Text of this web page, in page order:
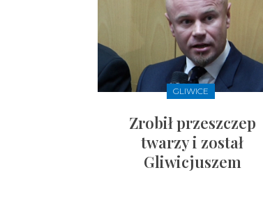
GLIWICE
Zrobił przeszczep
twarzy i został
Gliwicjuszem